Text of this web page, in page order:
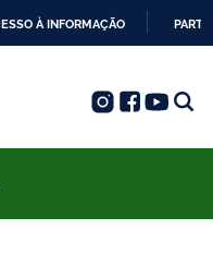
À INFORMAÇÃO